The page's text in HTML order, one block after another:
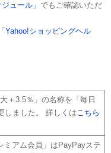
ュール」 でもご確認いただ
Yahoo!ショッピングヘル
＋3.5％」の名称を「毎日
しました。 詳しくはこちら
ミアム会員」はPayPayステ